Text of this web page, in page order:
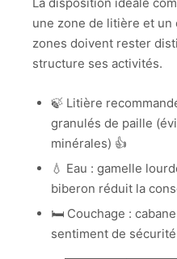
une zone de litière et un
zones doivent rester
structure ses activités.
🍃 Litière
granulés de paille
minérales) 👍
💧 Eau : gamelle
biberon réduit la
🛏️ Couchage :
sentiment de sécurité